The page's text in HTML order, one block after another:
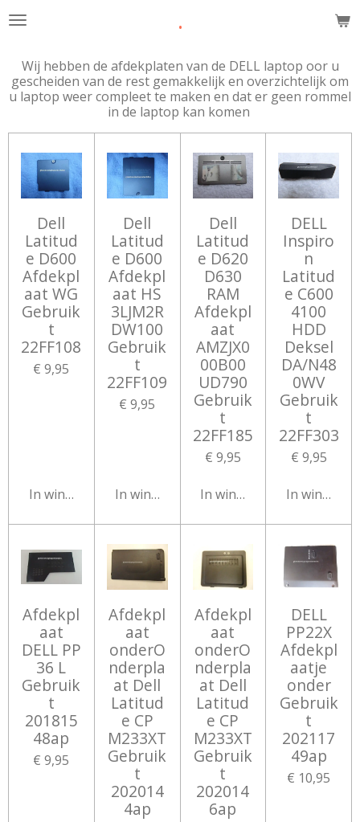
Ga
hoofdinhoud
.
Wij hebben de afdekplaten van de DELL laptop oor u
gescheiden van de rest gemakkelijk en overzichtelijk om
u laptop weer compleet te maken en dat er geen rommel
in de laptop kan komen
Dell
Latitud
e D600
Afdekpl
aat WG
Gebruik
t
22FF108
€ 9,95
In winkelwagen
Dell
Latitud
e D600
Afdekpl
aat HS
3LJM2R
DW100
Gebruik
t
22FF109
€ 9,95
In winkelwagen
Dell
Latitud
e D620
D630
RAM
Afdekpl
aat
AMZJX0
00B00
UD790
Gebruik
t
22FF185
€ 9,95
In winkelwagen
DELL
Inspiro
n
Latitud
e C600
4100
HDD
Deksel
DA/N48
0WV
Gebruik
t
22FF303
€ 9,95
In
Afdekpl
aat
DELL PP
36 L
Gebruik
t
201815
48ap
€ 9,95
Afdekpl
aat
onderO
nderpla
at Dell
Latitud
e CP
M233XT
Gebruik
t
202014
4ap
Afdekpl
aat
onderO
nderpla
at Dell
Latitud
e CP
M233XT
Gebruik
t
202014
6ap
DELL
PP22X
Afdekpl
aatje
onder
Gebruik
t
202117
49ap
€ 10,95